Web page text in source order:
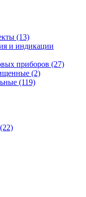
(13)
и индикации
приборов (27)
(2)
(119)
(22)